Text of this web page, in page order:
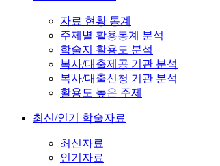
자료 현황 통계
주제별 활용통계 분석
학술지 활용도 분석
복사/대출제공 기관 분석
복사/대출신청 기관 분석
활용도 높은 주제
최신/인기 학술자료
최신자료
인기자료